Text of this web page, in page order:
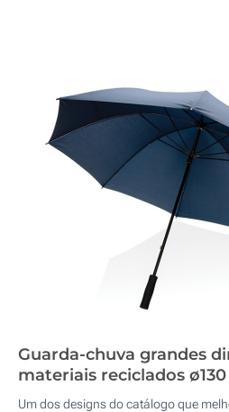
Guarda-chuva grandes
materiais reciclados ø130
Um dos designs do catálogo que